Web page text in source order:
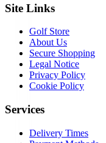
Site Links
Golf Store
About Us
Secure Shopping
Legal Notice
Privacy Policy
Cookie Policy
Services
Delivery Times